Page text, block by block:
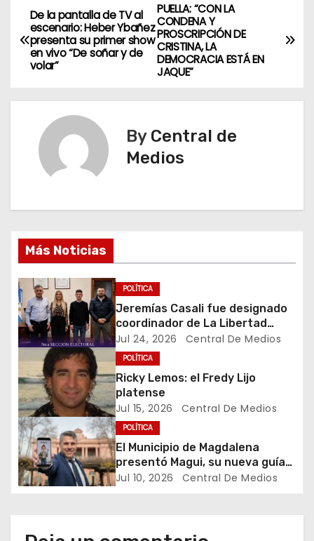
N
a
e
ó
n
d
e
e
n
t
r
a
PUELLA: “CON LA
CONDENA Y
PROSCRIPCIÓN DE
CRISTINA, LA
DEMOCRACIA ESTÁ EN
JAQUE”
De la pantalla de TV al
escenario: Heber Ybañez
presenta su primer show
en vivo “De soñar y de
volar”
By Central de
Medios
Más Noticias
POLÍTICA
Jeremías Casali fue designado
coordinador de La Libertad
Avanza en la Séptima Sección
Electoral
Jul 24, 2026 Central De Medios
POLÍTICA
Ricky Lemos: el Fredy Lijo
platense
Jul 15, 2026 Central De Medios
POLÍTICA
El Municipio de Magdalena
presentó Magui, su nueva guía
turística virtual
Jul 10, 2026 Central De Medios